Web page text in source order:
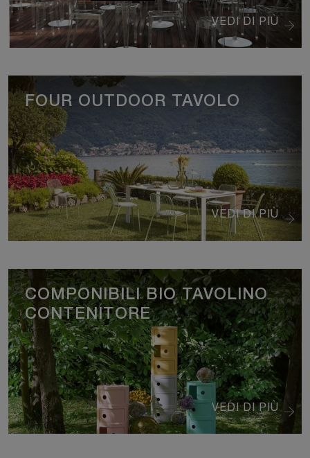
VEDI DI PIÙ
VEDI DI PIÙ
FOUR OUTDOOR TAVOLO
VEDI DI PIÙ
COMPONIBILI BIO TAVOLINO
CONTENITORE